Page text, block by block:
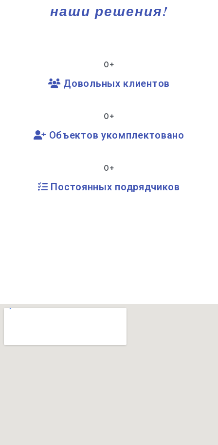
наши решения!
0+
Довольных клиентов
0+
Объектов укомплектовано
0+
Постоянных подрядчиков